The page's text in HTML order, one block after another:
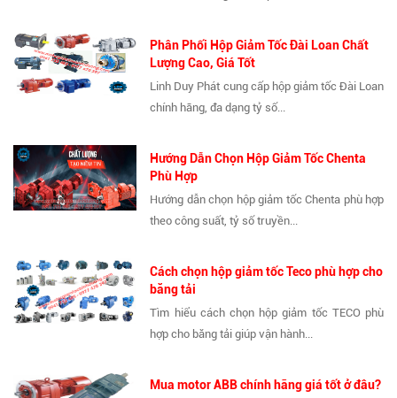
Phân Phối Hộp Giảm Tốc Đài Loan Chất
Lượng Cao, Giá Tốt
Linh Duy Phát cung cấp hộp giảm tốc Đài Loan
chính hãng, đa dạng tỷ số...
Hướng Dẫn Chọn Hộp Giảm Tốc Chenta
Phù Hợp
Hướng dẫn chọn hộp giảm tốc Chenta phù hợp
theo công suất, tỷ số truyền...
Cách chọn hộp giảm tốc Teco phù hợp cho
băng tải
Tìm hiểu cách chọn hộp giảm tốc TECO phù
hợp cho băng tải giúp vận hành...
Mua motor ABB chính hãng giá tốt ở đâu?